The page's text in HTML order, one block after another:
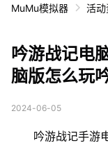
MuMu模拟器 活
吟游战记电
脑版怎么玩
2024-06-05
吟游战记手游